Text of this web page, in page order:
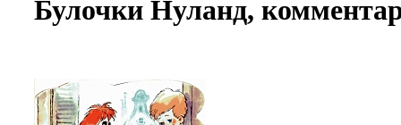
Булочки Нуланд,